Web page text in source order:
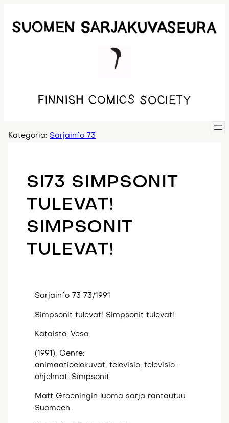
sisältöön
Kategoria: Sarjainfo 73
SI73 SIMPSONIT
TULEVAT!
SIMPSONIT
TULEVAT!
Sarjainfo 73 73/1991
Simpsonit tulevat! Simpsonit tulevat!
Kataisto, Vesa
(1991), Genre:
animaatioelokuvat, televisio, televisio-
ohjelmat, Simpsonit
Matt Groeningin luoma sarja rantautuu
Suomeen.